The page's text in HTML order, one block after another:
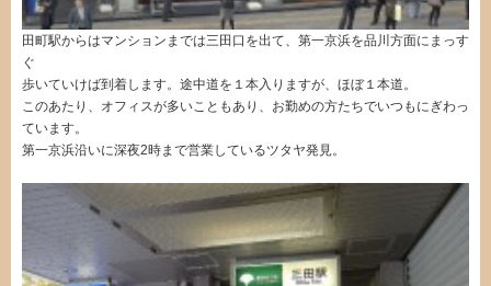
田町駅からはマンションまでは三田口を出て、第一京浜を品川方面にまっす
ぐ
歩いていけば到着します。途中道を１本入りますが、ほぼ１本道。
このあたり、オフィスが多いこともあり、お勤めの方たちでいつもにぎわっ
ています。
第一京浜沿いに深夜2時まで営業しているツタヤ発見。